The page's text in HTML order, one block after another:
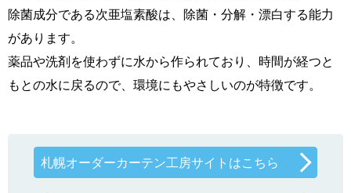
除菌成分である次亜塩素酸は、除菌・分解・漂白する能力
があります。
薬品や洗剤を使わずに水から作られており、時間が経つと
もとの水に戻るので、環境にもやさしいのが特徴です。
札幌オーダーカーテン工房サイトはこちら